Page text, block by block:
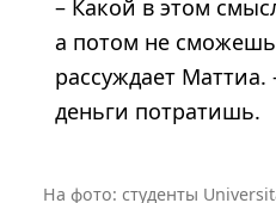
– Какой в этом
а потом не сможешь
рассуждает
деньги потратишь.
На фото: студенты